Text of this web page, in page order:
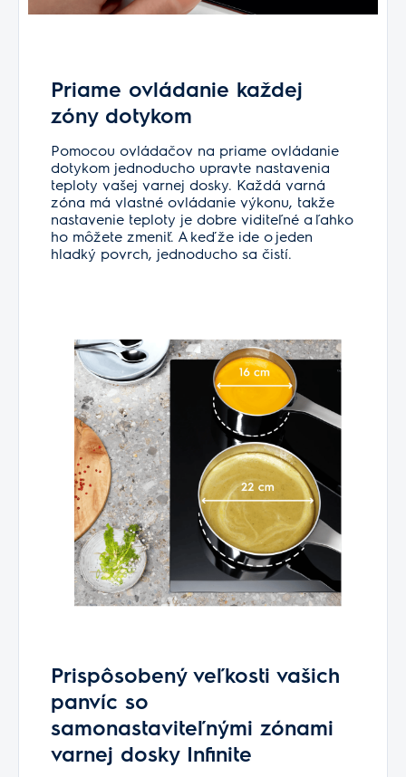
Priame ovládanie každej
zóny dotykom
Pomocou ovládačov na priame ovládanie
dotykom jednoducho upravte nastavenia
teploty vašej varnej dosky. Každá varná
zóna má vlastné ovládanie výkonu, takže
nastavenie teploty je dobre viditeľné a ľahko
ho môžete zmeniť. A keďže ide o jeden
hladký povrch, jednoducho sa čistí.
Prispôsobený veľkosti vašich
panvíc so
samonastaviteľnými zónami
varnej dosky Infinite